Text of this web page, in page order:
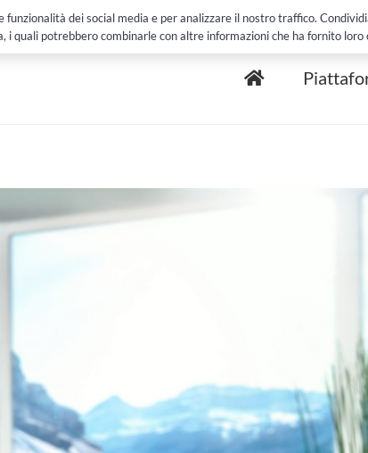
dei social media e per analizzare il nostro traffico.
i quali potrebbero combinarle con altre informazioni che ha fornito